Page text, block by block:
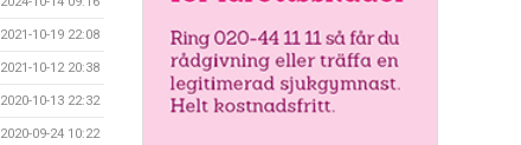
2021-10-19 22:08
2021-10-12 20:38
2020-10-13 22:32
2020-09-24 10:22